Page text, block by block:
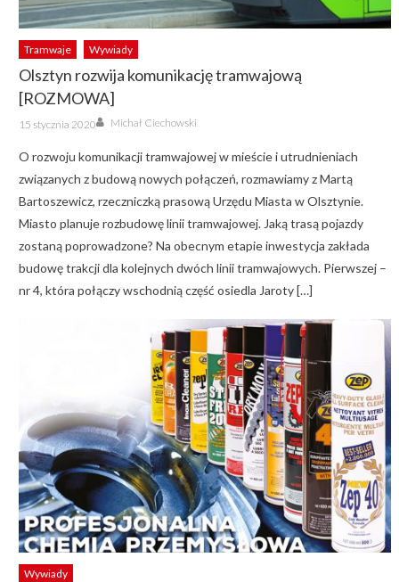
Tramwaje Wywiady
Olsztyn rozwija komunikację tramwajową
[ROZMOWA]
Posted
on
15 stycznia 2020 Author
Michał Ciechowski
O rozwoju komunikacji tramwajowej w mieście i utrudnieniach
związanych z budową nowych połączeń, rozmawiamy z Martą
Bartoszewicz, rzeczniczką prasową Urzędu Miasta w Olsztynie.
Miasto planuje rozbudowę linii tramwajowej. Jaką trasą pojazdy
zostaną poprowadzone? Na obecnym etapie inwestycja zakłada
budowę trakcji dla kolejnych dwóch linii tramwajowych. Pierwszej –
nr 4, która połączy wschodnią część osiedla Jaroty […]
Wywiady